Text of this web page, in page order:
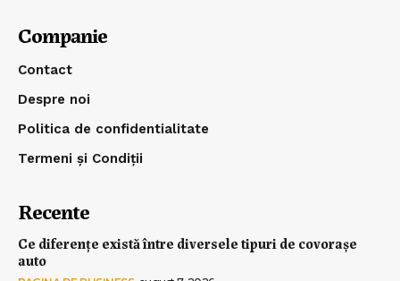
Companie
Contact
Despre noi
Politica de confidentialitate
Termeni și Condiții
Recente
Ce diferențe există între diversele tipuri de covorașe
auto